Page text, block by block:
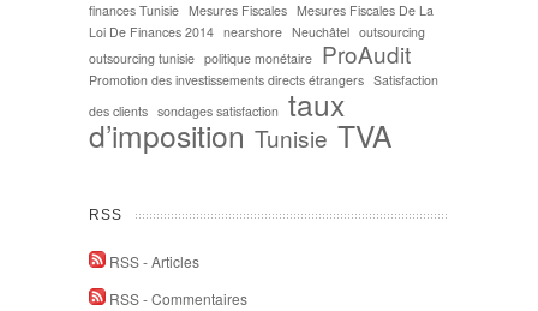
finances Tunisie Mesures Fiscales Mesures Fiscales De La
Loi De Finances 2014 nearshore Neuchâtel outsourcing
outsourcing tunisie politique monétaire ProAudit
Promotion des investissements directs étrangers Satisfaction
des clients sondages satisfaction taux
d’imposition Tunisie TVA
RSS
RSS - Articles
RSS - Commentaires